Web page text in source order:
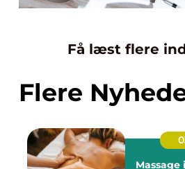
Få læst flere
Flere
Massage